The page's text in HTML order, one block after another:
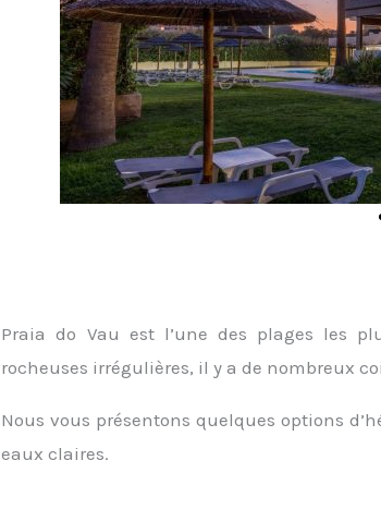
Praia do Vau est l’une des plages les
rocheuses irrégulières, il y a de nombreux
Nous vous présentons quelques options
eaux claires.